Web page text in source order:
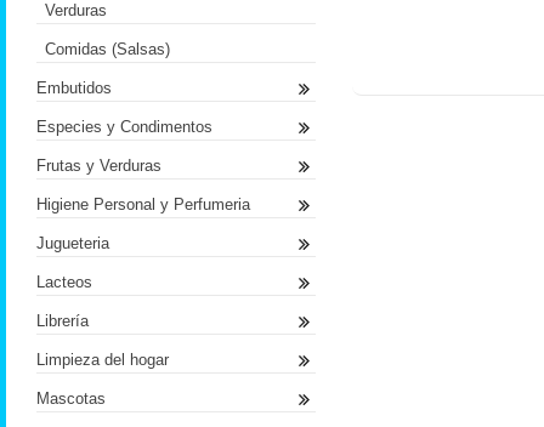
Verduras
Comidas (Salsas)
Embutidos
Especies y Condimentos
Frutas y Verduras
Higiene Personal y Perfumeria
Jugueteria
Lacteos
Librería
Limpieza del hogar
Mascotas